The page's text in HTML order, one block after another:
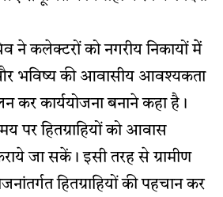
ने कलेक्टरों को नगरीय निकायों मेें
भविष्य की आवासीय आवश्यकता
कर कार्ययोजना बनाने कहा है।
पर हितग्राहियों को आवास
जा सकें। इसी तरह से ग्रामीण
हितग्राहियों की पहचान कर